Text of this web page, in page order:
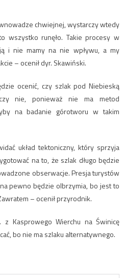
chwiejnej, wystarczy wtedy
wszystko runęło. Takie procesy w
i nie mamy na nie wpływu, a my
– ocenił dyr. Skawiński.
ocenić, czy szlak pod Niebieską
nie, ponieważ nie ma metod
na badanie górotworu w takim
układ tektoniczny, który sprzyja
na to, że szlak długo będzie
obserwacje. Presja turystów
pewno będzie olbrzymia, bo jest to
– ocenił przyrodnik.
z Kasprowego Wierchu na Świnicę
bo nie ma szlaku alternatywnego.